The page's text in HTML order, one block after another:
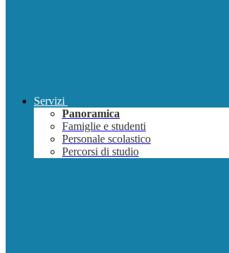
Servizi
Panoramica
Famiglie e studenti
Personale scolastico
Percorsi di studio